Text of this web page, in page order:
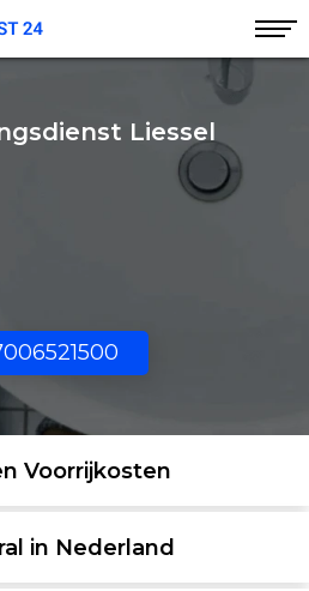
Liessel
Voorrijkosten
in Nederland